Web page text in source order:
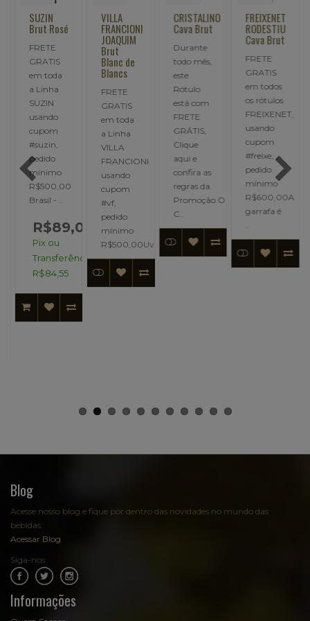
SUZIN
Brut Rosé
FRETE
GRATIS
em toda
a Linha
SUZIN
usando
cupom
#suzin,
pedido
mínimo
R$500,00
Brasil - ..
R$89,00
Pix ou
Transferência:
R$84,55
VILLA
FRANCIONI
JOAQUIM
Brut
Blanc de
Blancs
FRETE
GRATIS
em toda
a Linha
VILLA
FRANCIONI
usando
cupom
#vf,
pedido
mínimo
R$500,00Uvas: Char..
CRISTALINO
Cava Brut
Durante
todo mês,
este
Rótulo
está com
FRETE
GRÁTIS,
Clique
aqui e
confira as
regras da
Promoção.O
C..
FREIXENET
RODESTIU
Cava Brut
FRETE
GRATIS
em todos
os rótulos
FREIXENET,
usando
cupom
#freixe,
pedido
mínimo
R$600,00A
garrafa é
Blog
Acesse nosso blog e fique por dentro das novidades no mundo das
bebidas:
Acessar Blog
Siga-nos:
Informações